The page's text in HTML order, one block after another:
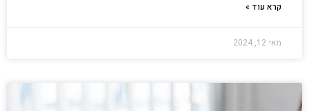
קרא עוד »
מאי 12, 2024